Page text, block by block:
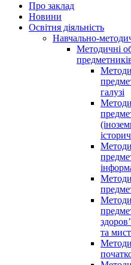
Про заклад
Новини
Освітня діяльність
Навчально-
Методичні
галузі
та